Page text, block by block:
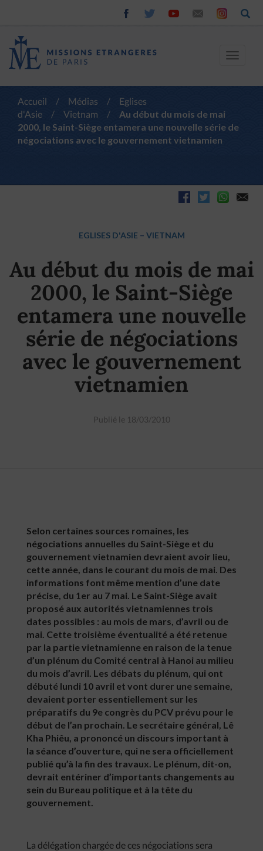
Toggle
Accueil / Médias /
Eglises
d'Asie
/ Vietnam /
Au début du mois de mai
2000, le Saint-Siège entamera une nouvelle série de
négociations avec le gouvernement vietnamien
EGLISES D'ASIE – VIETNAM
Au début du mois de mai
2000, le Saint-Siège
entamera une nouvelle
série de négociations
avec le gouvernement
vietnamien
Publié le 18/03/2010
Selon certaines sources romaines, les
négociations annuelles du Saint-Siège et du
gouvernement vietnamien devraient avoir lieu,
cette année, dans le courant du mois de mai. Des
informations font même mention d’une date
précise, du 1er au 7 mai. Le Saint-Siège avait
proposé aux autorités vietnamiennes trois
dates possibles : au mois de mars, d’avril ou de
mai. Cette troisième éventualité a été retenue
par la partie vietnamienne en raison de la tenue
d’un plénum du Comité central à Hanoi au milieu
du mois d’avril. Les débats du plénum, qui ont
débuté lundi 10 avril et vont durer une semaine,
devaient porter essentiellement sur les
préparatifs du 9e congrès du PCV prévu pour le
début de l’an prochain. Le secrétaire général, Lê
Kha Phiêu, a prononcé un discours important à
la séance d’ouverture, qui ne sera officiellement
publié qu’à la fin des travaux. Le plénum, dit-on,
devrait entériner d’importants changements au
sein du Bureau politique et à la tête du
gouvernement.
La délégation chargée de ces négociations sera